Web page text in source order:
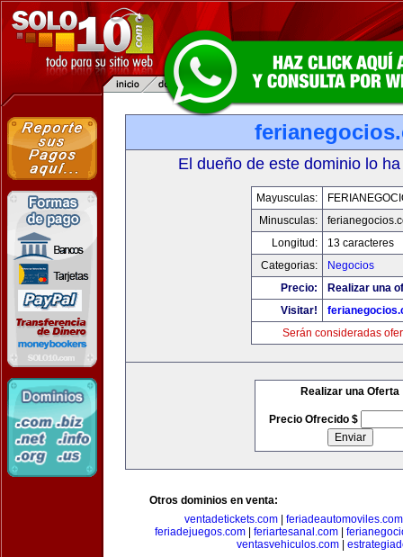
El dueño de este dominio lo
Mayusculas:
Minusculas:
Longitud:
13 caracteres
Categorias:
Negocios
Precio:
Realizar una
Visitar!
Serán consideradas
Realizar una Oferta
Precio Ofrecido $
Otros dominios en venta:
ventadetickets.com| feriadeautomoviles.com
feriadejuegos.com| feriartesanal.com|
ventasvehiculos.com|